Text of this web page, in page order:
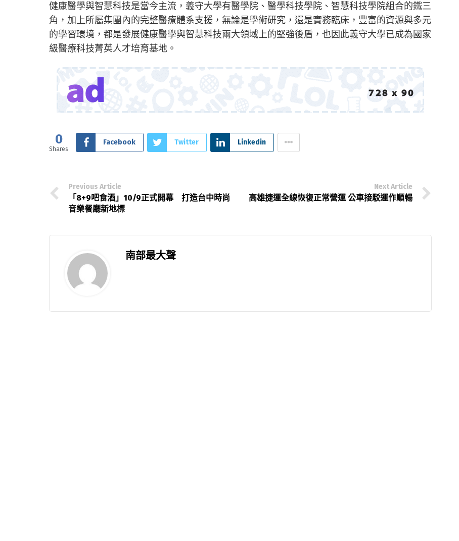
健康醫學與智慧科技是當今主流，義守大學有醫學院、醫學科技學院、智慧科技學院組合的鐵三
角，加上所屬集團內的完整醫療體系支援，無論是學術研究，還是實務臨床，豐富的資源與多元
的學習環境，都是發展健康醫學與智慧科技兩大領域上的堅強後盾，也因此義守大學已成為國家
級醫療科技菁英人才培育基地。
0
Shares
Facebook Twitter Linkedin
Previous Article
「8+9吧食酒」10/9正式開幕 打造台中時尚
音樂餐廳新地標
Next Article
高雄捷運全線恢復正常營運 公車接駁運作順暢
南部最大聲